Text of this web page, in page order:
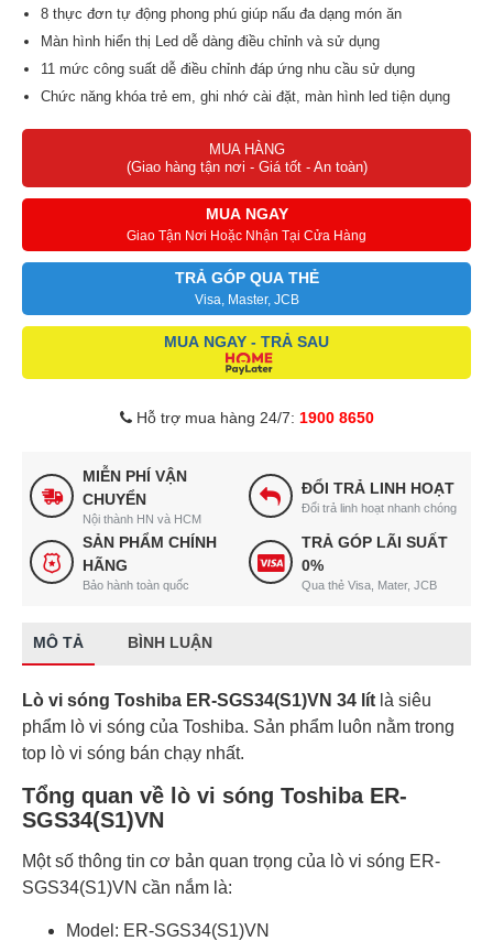
8 thực đơn tự động phong phú giúp nấu đa dạng món ăn
Màn hình hiển thị Led dễ dàng điều chỉnh và sử dụng
11 mức công suất dễ điều chỉnh đáp ứng nhu cầu sử dụng
Chức năng khóa trẻ em, ghi nhớ cài đặt, màn hình led tiện dụng
MUA HÀNG
(Giao hàng tận nơi - Giá tốt - An toàn)
MUA NGAY
Giao Tận Nơi Hoặc Nhận Tại Cửa Hàng
TRẢ GÓP QUA THẺ
Visa, Master, JCB
MUA NGAY - TRẢ SAU
Hỗ trợ mua hàng 24/7: 1900 8650
MIỄN PHÍ VẬN
CHUYỂN
Nội thành HN và HCM
ĐỔI TRẢ LINH HOẠT
Đổi trả linh hoạt nhanh chóng
SẢN PHẨM CHÍNH
HÃNG
Bảo hành toàn quốc
TRẢ GÓP LÃI SUẤT
0%
Qua thẻ Visa, Mater, JCB
MÔ TẢ BÌNH LUẬN
Lò vi sóng Toshiba ER-SGS34(S1)VN 34 lít là siêu
phẩm lò vi sóng của Toshiba. Sản phẩm luôn nằm trong
top lò vi sóng bán chạy nhất.
Tổng quan về lò vi sóng Toshiba ER-
SGS34(S1)VN
Một số thông tin cơ bản quan trọng của lò vi sóng ER-
SGS34(S1)VN cần nắm là:
Model: ER-SGS34(S1)VN